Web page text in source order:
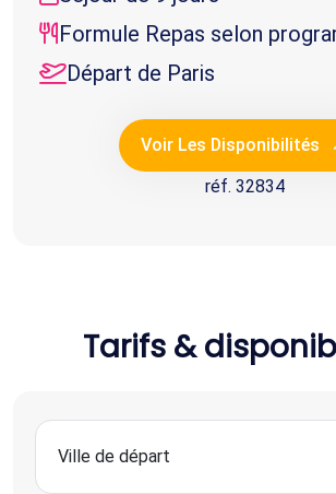
Formule Repas selon
Départ de Paris
Voir Les Disponibilités
réf. 32834
Tarifs &